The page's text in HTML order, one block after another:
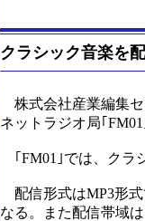
クラシック音楽を
株式会社産業編集セ
ネットラジオ局｢FM01
｢FM01｣では、クラ
配信形式はMP3形式
なる。また配信帯域は